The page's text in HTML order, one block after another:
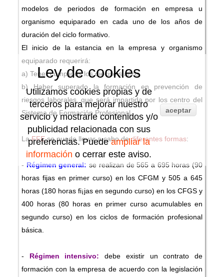
modelos de periodos de formación en empresa u
organismo equiparado en cada uno de los años de
duración del ciclo formativo.
El inicio de la estancia en la empresa y organismo
equiparado requerirá:
a) Tener cumplidos los dieciséis años
b) Haber superado la formación en prevención de
riesgos laborales, que será impartida por los centro del
Sistema de Formación Profesional.
LaFFEse puede llevar a cabo dediferentes formas:
- Régimen general:se realizan de 565 a 695 horas (90
horas fijas en primer curso) en los CFGM y 505 a 645
horas (180 horas fi¡jas en segundo curso) en los CFGS y
400 horas (80 horas en primer curso acumulables en
segundo curso) en los ciclos de formación profesional
básica.
- Régimen intensivo: debe existir un contrato de
formación con la empresa de acuerdo con la legislación
Ley de cookies
Utilizamos cookies propias y de
terceros para mejorar nuestro
servicio y mostrarle contenidos y/o
publicidad relacionada con sus
preferencias. Puedeampliar la
información o cerrar este aviso.
aceptar